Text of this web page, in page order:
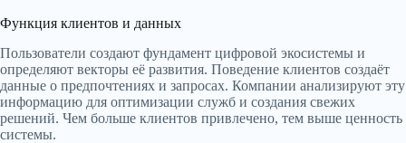
Функция клиентов и данных
Пользователи создают фундамент цифровой экосистемы и
определяют векторы её развития. Поведение клиентов создаёт
данные о предпочтениях и запросах. Компании анализируют эту
информацию для оптимизации служб и создания свежих
решений. Чем больше клиентов привлечено, тем выше ценность
системы.